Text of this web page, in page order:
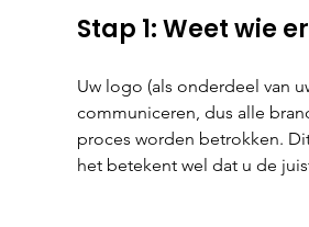
Stap 1: Weet wie
Uw logo (als onderdeel van
communiceren, dus alle
proces worden betrokken.
het betekent wel dat u de